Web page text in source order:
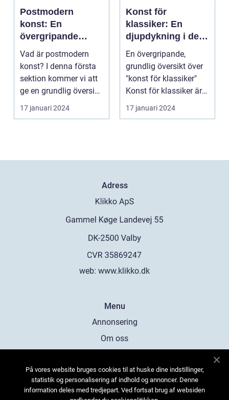
Postmodern
konst: En
övergripande
analys av en
mångfacetterad
rörelse
Vad är postmodern
konst? I denna första
sektion kommer vi att
ge en grundlig översikt
över postmode...
17 januari 2024
Konst för
klassiker: En
djupdykning i den
tidlösa konsten
En övergripande,
grundlig översikt över
"konst för klassiker"
Konst för klassiker är
en genre inom ...
17 januari 2024
Adress
web: www.klikko.dk
Menu
Annonsering
Om oss
Kontakta oss
Sitemap
På vores website bruges cookies til at huske dine indstillinger,
statistik og personalisering af indhold og annoncer. Denne
information deles med tredjepart. Ved fortsat brug af websiden